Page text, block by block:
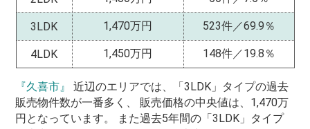
3LDK 1,470万円 523件／69.9％
4LDK 1,450万円 148件／19.8％
『久喜市』
近辺のエリアでは、「3LDK」タイプの過去
販売物件数が一番多く、 販売価格の中央値は、1,470万
円となっています。 また過去5年間の「3LDK」タイプ